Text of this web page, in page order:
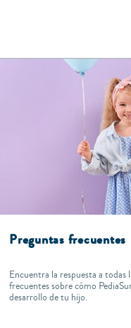
Preguntas frecuentes
Encuentra la respuesta a todas
frecuentes sobre cómo
desarrollo de tu hijo.